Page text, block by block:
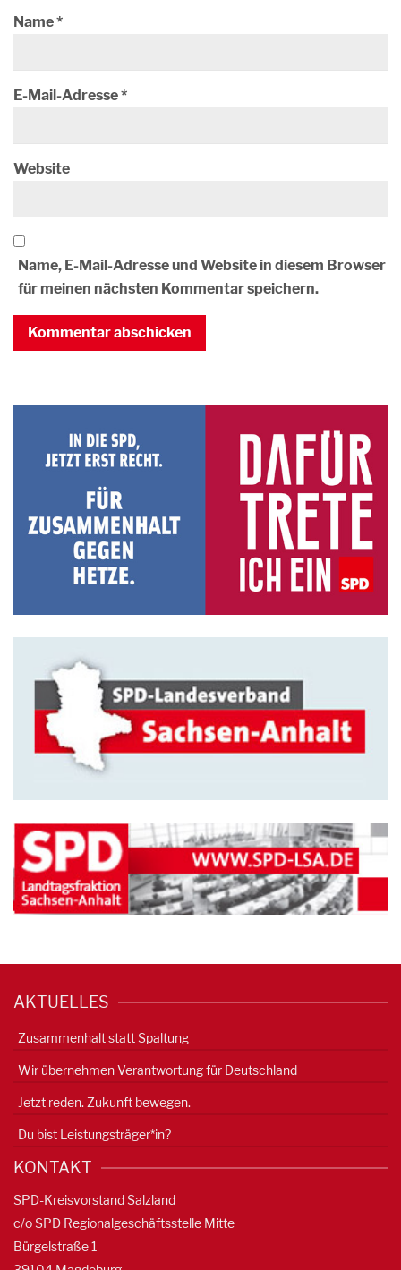
Name*
E-Mail-Adresse*
Website
Name, E-Mail-Adresse und Website in diesem Browser
für meinen nächsten Kommentar speichern.
AKTUELLES
Zusammenhalt statt Spaltung
Wir übernehmen Verantwortung für Deutschland
Jetzt reden. Zukunft bewegen.
Du bist Leistungsträger*in?
KONTAKT
SPD-Kreisvorstand Salzland
c/o SPD Regionalgeschäftsstelle Mitte
Bürgelstraße 1